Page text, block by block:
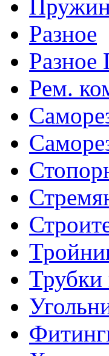
Разное
Разное
Рем.